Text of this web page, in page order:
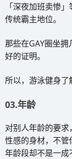
「深夜加班卖惨
传统霸主地位。
那些在GAY圈坐
好的证明。
所以，游泳健身了
03.年龄
对别人年龄的要求
性感的身材，不
年龄段却不是一成